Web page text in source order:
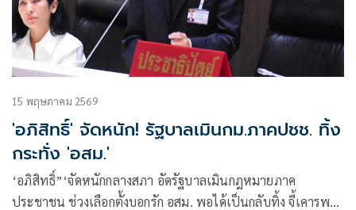
15 พฤษภาคม 2569
'อภิสิทธิ์' จัดหนัก! รัฐบาลเมินกม.ภาคปชช. ทิ้ง
กระทั่ง 'อสม.'
‘อภิสิทธิ์”‘จัดหนักกลางสภา อัดรัฐบาลเมินกฎหมายภาค
ประชาชน ช่วงเลือกตั้งบอกรัก อสม. พอได้เป็นกลับทิ้ง จี้เคารพ